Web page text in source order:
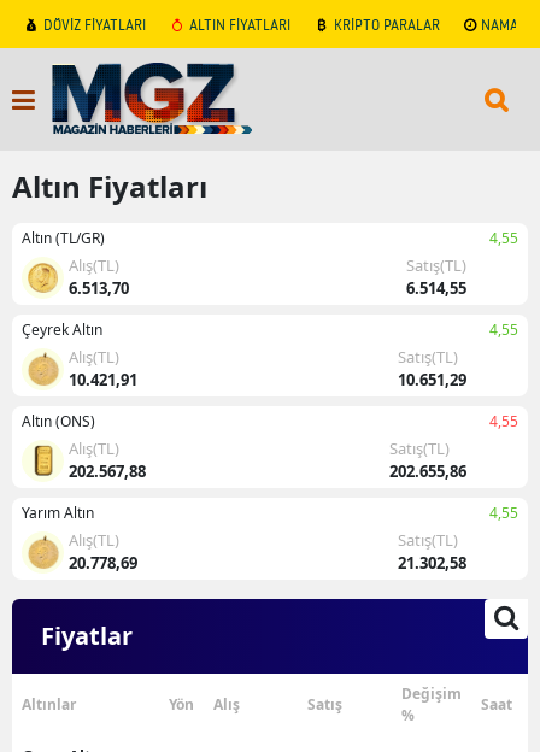
DÖVİZ FİYATLARI ALTIN FİYATLARI KRİPTO PARALAR NAMAZ
Altın Fiyatları
Altın (TL/GR) 4,55
Alış(TL)
6.513,70
Satış(TL)
6.514,55
Çeyrek Altın 4,55
Alış(TL)
10.421,91
Satış(TL)
10.651,29
Altın (ONS) 4,55
Alış(TL)
202.567,88
Satış(TL)
202.655,86
Yarım Altın 4,55
Alış(TL)
20.778,69
Satış(TL)
21.302,58
Fiyatlar
Altınlar Yön Alış Satış
Değişim
%
Saat